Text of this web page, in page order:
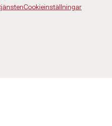
Cookieinställningar